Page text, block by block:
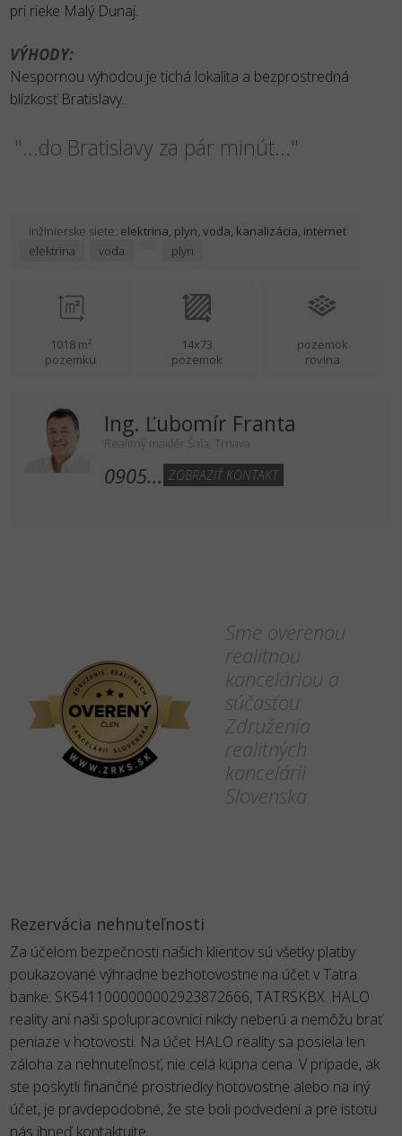
pri rieke Malý Dunaj.
VÝHODY:
Nespornou výhodou je tichá lokalita a bezprostredná
blízkosť Bratislavy.
"...do Bratislavy za pár minút..."
Inžinierske siete: elektrina, plyn, voda, kanalizácia, internet
elektrina
voda plyn
1018 m²
pozemku
14x73
pozemok
pozemok
rovina
Ing. Ľubomír Franta
Realitný maklér Šaľa, Trnava
0905... ZOBRAZIŤ KONTAKT
Sme overenou
realitnou
kanceláriou a
súčasťou
Združenia
realitných
kancelárii
Slovenska
Rezervácia nehnuteľnosti
Za účelom bezpečnosti našich klientov sú všetky platby
poukazované výhradne bezhotovostne na účet v Tatra
banke: SK5411000000002923872666, TATRSKBX. HALO
reality ani naši spolupracovníci nikdy neberú a nemôžu brať
peniaze v hotovosti. Na účet HALO reality sa posiela len
záloha za nehnuteľnosť, nie celá kúpna cena. V prípade, ak
ste poskytli finančné prostriedky hotovostne alebo na iný
účet, je pravdepodobné, že ste boli podvedení a pre istotu
nás ihneď kontaktujte.